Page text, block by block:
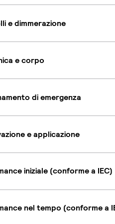
e dimmerazione
e corpo
di emergenza
e applicazione
iniziale (conforme a IEC)
nel tempo (conforme a